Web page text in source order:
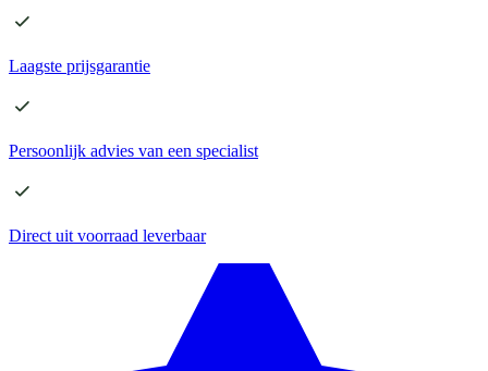
Laagste prijsgarantie
Persoonlijk advies van een specialist
Direct uit voorraad leverbaar